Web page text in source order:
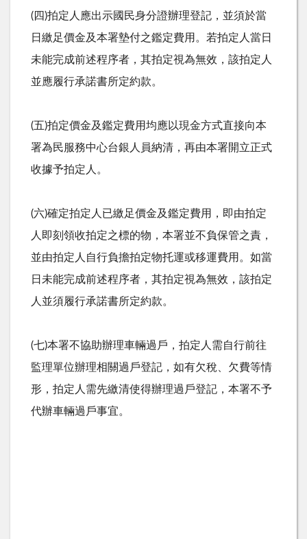
(四)拍定人應出示國民身分證辦理登記，並須於當
日繳足價金及本署墊付之鑑定費用。若拍定人當日
未能完成前述程序者，其拍定視為無效，該拍定人
並應履行承諾書所定約款。
(五)拍定價金及鑑定費用均應以現金方式直接向本
署為民服務中心台銀人員納清，再由本署開立正式
收據予拍定人。
(六)確定拍定人已繳足價金及鑑定費用，即由拍定
人即刻領收拍定之標的物，本署並不負保管之責，
並由拍定人自行負擔拍定物托運或移運費用。如當
日未能完成前述程序者，其拍定視為無效，該拍定
人並須履行承諾書所定約款。
(七)本署不協助辦理車輛過戶，拍定人需自行前往
監理單位辦理相關過戶登記，如有欠稅、欠費等情
形，拍定人需先繳清使得辦理過戶登記，本署不予
代辦車輛過戶事宜。